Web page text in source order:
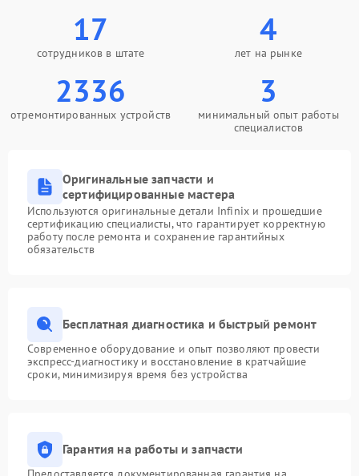
17
сотрудников в штате
4
лет на рынке
2336
отремонтированных устройств
3
минимальный опыт работы
специалистов
Оригинальные запчасти и
сертифицированные мастера
Используются оригинальные детали Infinix и прошедшие
сертификацию специалисты, что гарантирует корректную
работу после ремонта и сохранение гарантийных
обязательств
Бесплатная диагностика и быстрый ремонт
Современное оборудование и опыт позволяют провести
экспресс-диагностику и восстановление в кратчайшие
сроки, минимизируя время без устройства
Гарантия на работы и запчасти